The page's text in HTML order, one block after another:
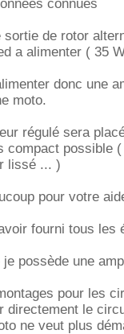
connues
sortie de rotor
a alimenter ( 35
donc une
moto.
régulé sera
compact possible
lissé ... )
pour votre
fourni tous les
je possède une
pour les
directement le
ne veut plus